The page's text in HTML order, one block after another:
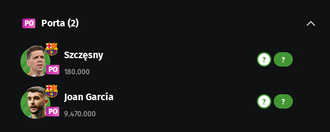
PO Porta (2)
PO
Szczęsny
180.000
? ?
PO
Joan García
9.470.000
? ?